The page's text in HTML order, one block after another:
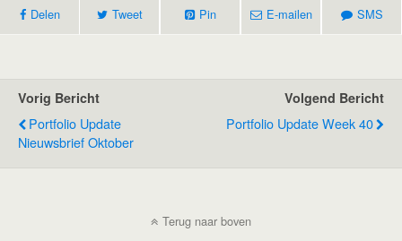
Delen Tweet Pin E-mailen SMS
Vorig Bericht
Portfolio Update
Nieuwsbrief Oktober
Volgend Bericht
Portfolio Update Week 40
Terug naar boven